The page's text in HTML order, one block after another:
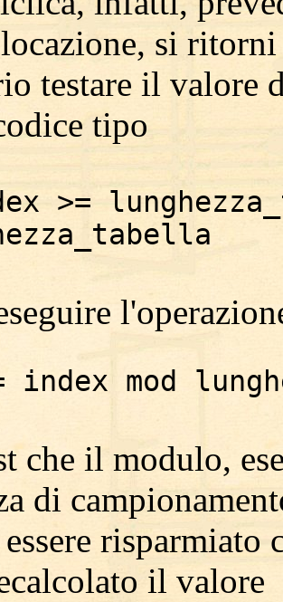
si
testare il
tipo
>=
index mod
che il modulo,
di
il valore